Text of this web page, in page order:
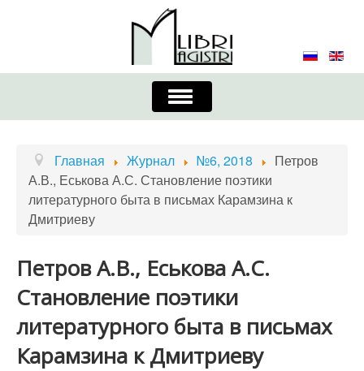
Включить/
выключить
навигацию
Журнал
Требования к оформлению
Порядок приема и публикации
Издательская этика
Учредители
Список авторов
Устав
Главная Журнал №6, 2018
Петров
А.В., Еськова А.С. Становление поэтики
литературного быта в письмах Карамзина к
Дмитриеву
Петров А.В., Еськова А.С.
Становление поэтики
литературного быта в письмах
Карамзина к Дмитриеву